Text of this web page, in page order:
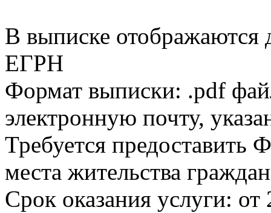
В выписке
ЕГРН
Формат выписки: .pdf
электронную почту,
Требуется
места жительства
Срок оказания услуги: от